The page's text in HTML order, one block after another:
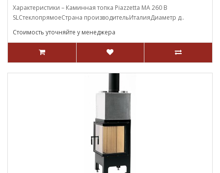
Характеристики – Каминная топка Piazzetta MA 260 B
SLСтеклопрямоеСтрана производительИталияДиаметр д..
Стоимость уточняйте у менеджера